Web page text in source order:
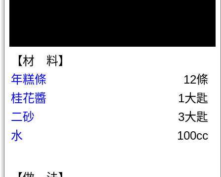
【材 料】
年糕條
12條
桂花醬
1大匙
二砂
3大匙
水
100cc